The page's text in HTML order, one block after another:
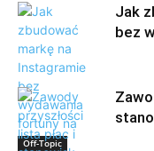
Off-Topic
Jak
bez